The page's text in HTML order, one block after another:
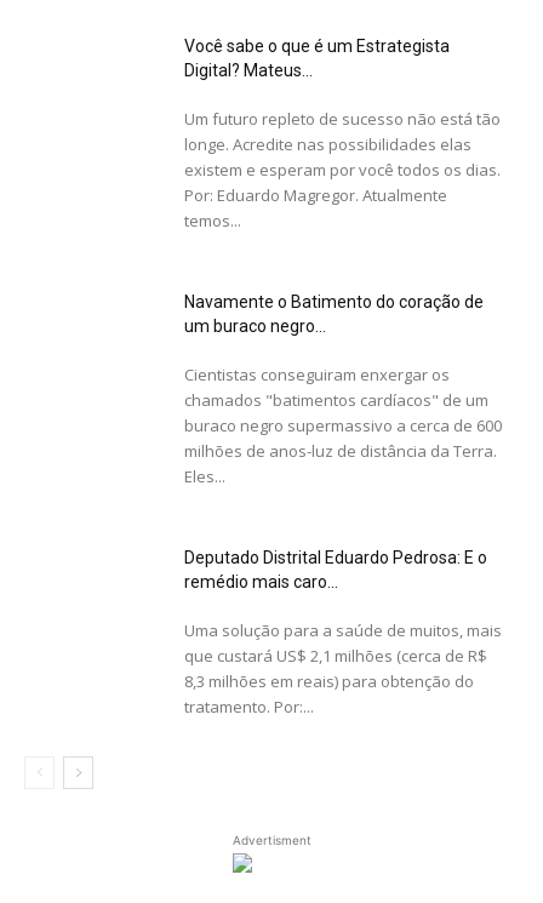
Você sabe o que é um Estrategista
Digital? Mateus...
Um futuro repleto de sucesso não está tão
longe. Acredite nas possibilidades elas
existem e esperam por você todos os dias.
Por: Eduardo Magregor. Atualmente
temos...
Navamente o Batimento do coração de
um buraco negro...
Cientistas conseguiram enxergar os
chamados "batimentos cardíacos" de um
buraco negro supermassivo a cerca de 600
milhões de anos-luz de distância da Terra.
Eles...
Deputado Distrital Eduardo Pedrosa: E o
remédio mais caro...
Uma solução para a saúde de muitos, mais
que custará US$ 2,1 milhões (cerca de R$
8,3 milhões em reais) para obtenção do
tratamento. Por:...
Advertisment